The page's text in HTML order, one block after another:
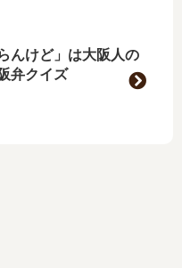
んけど」は大阪人の
弁クイズ